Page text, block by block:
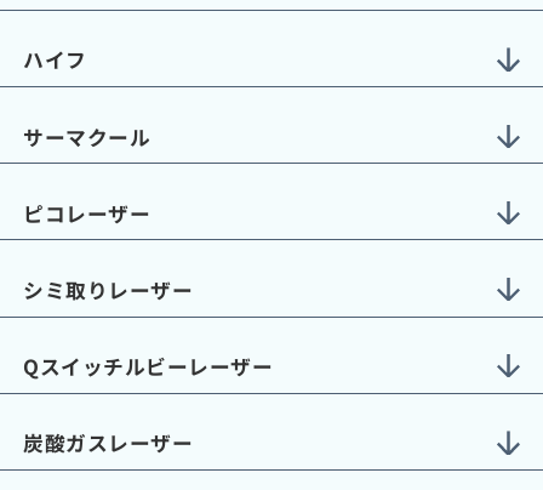
ハイフ
サーマクール
ピコレーザー
シミ取りレーザー
Qスイッチルビーレーザー
炭酸ガスレーザー